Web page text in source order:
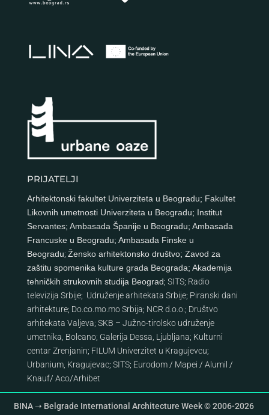
PRIJATELJI
Arhitektonski fakultet Univerziteta u Beogradu; Fakultet
Likovnih umetnosti Univerziteta u Beogradu; Institut
Servantes; Ambasada Španije u Beogradu; Ambasada
Francuske u Beogradu; Ambasada Finske u
Beogradu; Žensko arhitektonsko društvo; Zavod za
zaštitu spomenika kulture grada Beograda; Akademija
tehničkih strukovnih studija Beograd; SITS; Radio
televizija Srbije; Udruženje arhitekata Srbije; Piranski dani
arhitekture; Do.co.mo.mo Srbija; NCR d.o.o. ; Društvo
arhitekata Valjeva; SKB – Južno-tirolsko udruženje
umetnika, Bolcano; Galerija Dessa, Ljubljana; Kulturni
centar Zrenjanin; FILUM Univerzitet u Kragujevcu;
Urbanium, Kragujevac; SITS; Eurodom/ Mapei / Alumil /
Knauf/ Aco/Arhibet
BINA ➝ Belgrade International Architecture Week © 2006-2026